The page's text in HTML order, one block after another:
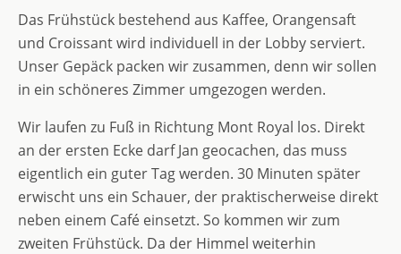
Das Frühstück bestehend aus Kaffee, Orangensaft
und Croissant wird individuell in der Lobby serviert.
Unser Gepäck packen wir zusammen, denn wir sollen
in ein schöneres Zimmer umgezogen werden.
Wir laufen zu Fuß in Richtung Mont Royal los. Direkt
an der ersten Ecke darf Jan geocachen, das muss
eigentlich ein guter Tag werden. 30 Minuten später
erwischt uns ein Schauer, der praktischerweise direkt
neben einem Café einsetzt. So kommen wir zum
zweiten Frühstück. Da der Himmel weiterhin